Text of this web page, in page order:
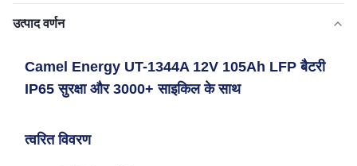
उत्पाद वर्णन
Camel Energy UT-1344A 12V 105Ah LFP बैटरी
IP65 सुरक्षा और 3000+ साइकिल के साथ
त्वरित विवरण